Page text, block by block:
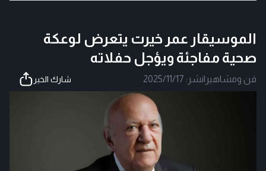
الموسيقار عمر خيرت يتعرض لوعكة
صحية مفاجئة ويؤجل حفلاته
فن ومشاهير |نشر: 2025/11/17 شارك الخبر